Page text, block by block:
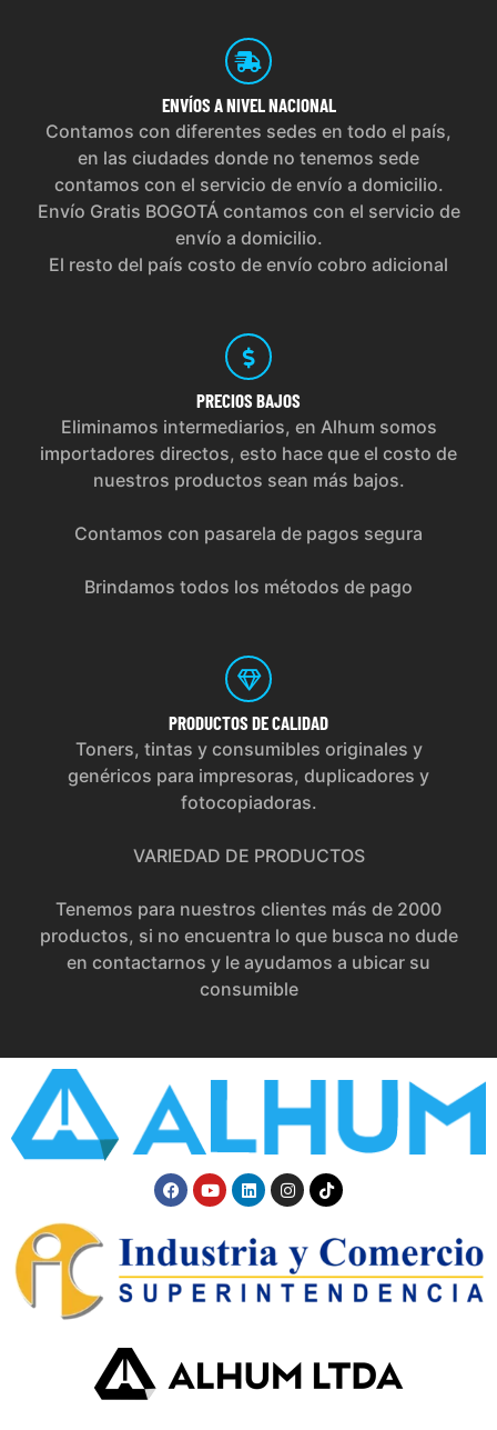
ENVÍOS A NIVEL NACIONAL
Contamos con diferentes sedes en todo el país,
en las ciudades donde no tenemos sede
contamos con el servicio de envío a domicilio.
Envío Gratis BOGOTÁ contamos con el servicio de
envío a domicilio.
El resto del país costo de envío cobro adicional
PRECIOS BAJOS
Eliminamos intermediarios, en Alhum somos
importadores directos, esto hace que el costo de
nuestros productos sean más bajos.
Contamos con pasarela de pagos segura
Brindamos todos los métodos de pago
PRODUCTOS DE CALIDAD
Toners, tintas y consumibles originales y
genéricos para impresoras, duplicadores y
fotocopiadoras.
VARIEDAD DE PRODUCTOS
Tenemos para nuestros clientes más de 2000
productos, si no encuentra lo que busca no dude
en contactarnos y le ayudamos a ubicar su
consumible